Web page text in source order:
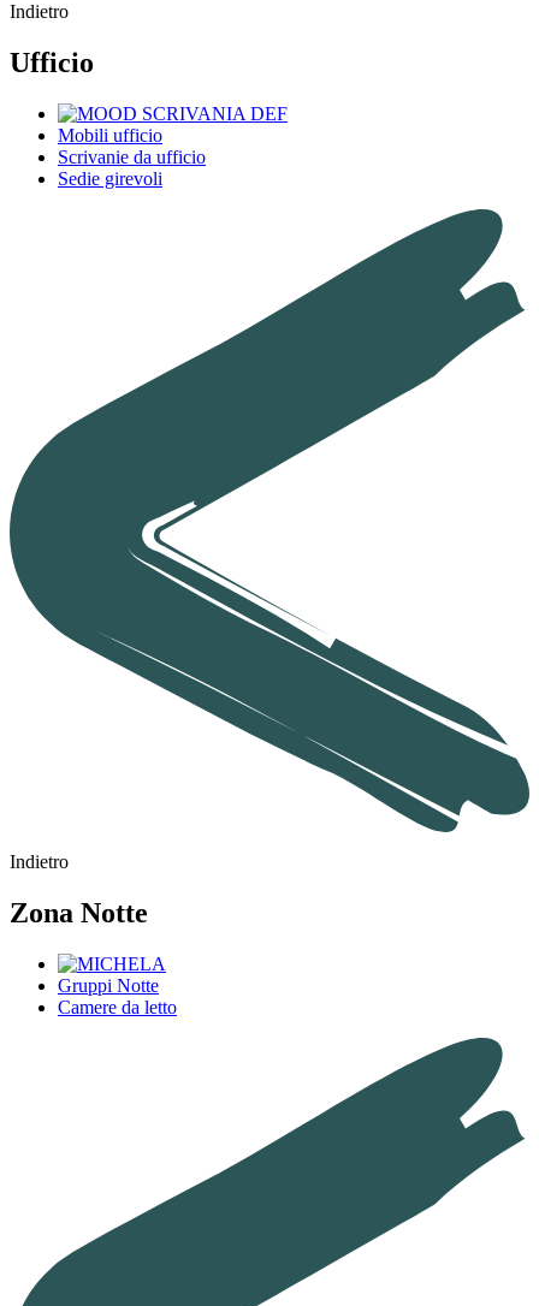
Indietro
Ufficio
Mobili ufficio
Scrivanie da ufficio
Sedie girevoli
Indietro
Zona Notte
Gruppi Notte
Camere da letto